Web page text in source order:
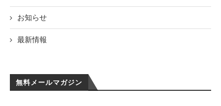
お知らせ
最新情報
無料メールマガジン